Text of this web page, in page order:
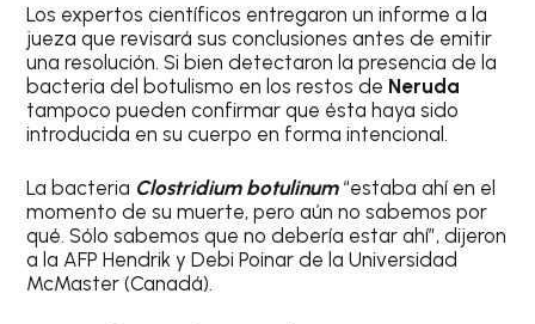
Los expertos científicos entregaron un informe a la
jueza que revisará sus conclusiones antes de emitir
una resolución. Si bien detectaron la presencia de la
bacteria del botulismo en los restos de Neruda
tampoco pueden confirmar que ésta haya sido
introducida en su cuerpo en forma intencional.
La bacteria Clostridium botulinum “estaba ahí en el
momento de su muerte, pero aún no sabemos por
qué. Sólo sabemos que no debería estar ahí”, dijeron
a la AFP Hendrik y Debi Poinar de la Universidad
McMaster (Canadá).